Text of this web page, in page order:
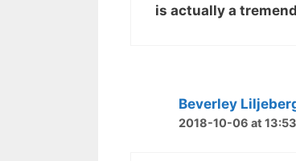
is actually a
Beverley
2018-10-06 at 13:53